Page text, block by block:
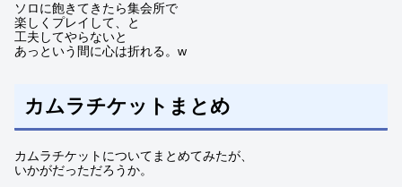
ソロに飽きてきたら集会所で
楽しくプレイして、と
工夫してやらないと
あっという間に心は折れる。w
カムラチケットまとめ
カムラチケットについてまとめてみたが、
いかがだっただろうか。